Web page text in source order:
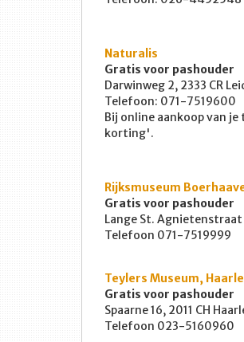
Naturalis
Gratis voor pashouder
Darwinweg 2, 2333 CR
Telefoon: 071-7519600
Bij online aankoop van
korting'.
Rijksmuseum
Gratis voor pashouder
Lange St. Agnietenstraat
Telefoon 071-7519999
Teylers Museum,
Gratis voor pashouder
Spaarne 16, 2011 CH
Telefoon 023-5160960